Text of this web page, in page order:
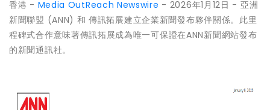
香港 - Media OutReach Newswire - 2026年1月12日 - 亞洲
新聞聯盟 (ANN) 和 傳訊拓展建立企業新聞發布夥伴關係。此里
程碑式合作意味著傳訊拓展成為唯一可保證在ANN新聞網站發布
的新聞通訊社。